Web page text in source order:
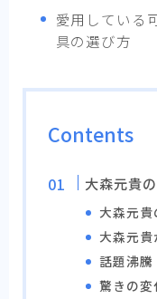
愛用している
具の選び方
Contents
大森元貴
大森元貴
大森元
話題沸騰
驚きの変